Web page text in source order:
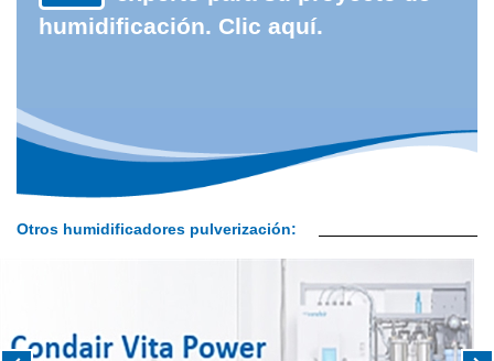
humidificación. Clic aquí.
Otros humidificadores pulverización: